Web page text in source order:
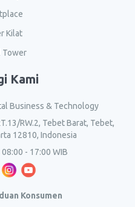
Kilat
Tower
Kami
Business & Technology
RW.2, Tebet Barat, Tebet,
12810, Indonesia
08:00 - 17:00 WIB
Konsumen